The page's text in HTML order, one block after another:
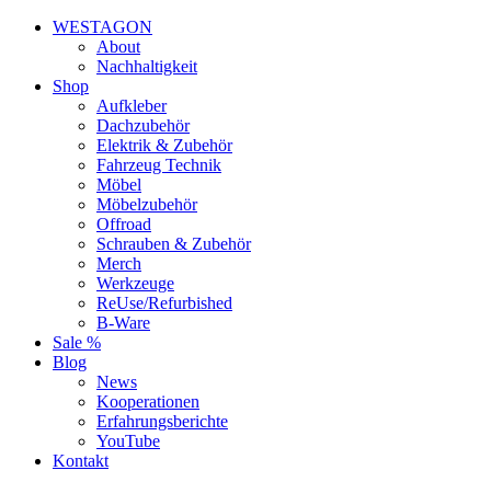
WESTAGON
About
Nachhaltigkeit
Shop
Aufkleber
Dachzubehör
Elektrik & Zubehör
Fahrzeug Technik
Möbel
Möbelzubehör
Offroad
Schrauben & Zubehör
Merch
Werkzeuge
ReUse/Refurbished
B-Ware
Sale %
Blog
News
Kooperationen
Erfahrungsberichte
YouTube
Kontakt